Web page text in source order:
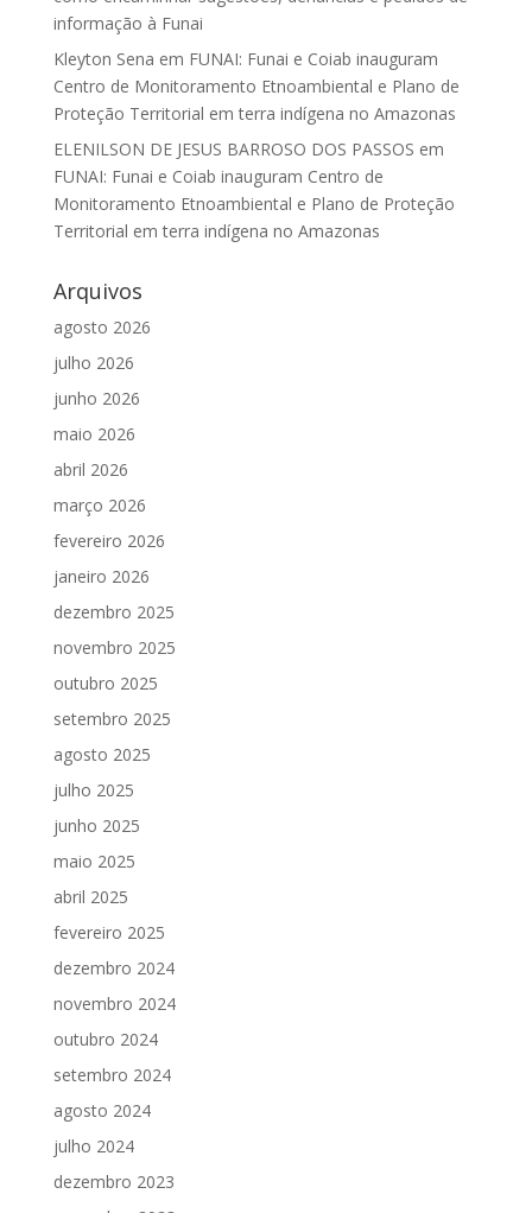
informação à Funai
Kleyton Sena em FUNAI: Funai e Coiab inauguram
Centro de Monitoramento Etnoambiental e Plano de
Proteção Territorial em terra indígena no Amazonas
ELENILSON DE JESUS BARROSO DOS PASSOS em
FUNAI: Funai e Coiab inauguram Centro de
Monitoramento Etnoambiental e Plano de Proteção
Territorial em terra indígena no Amazonas
Arquivos
agosto 2026
julho 2026
junho 2026
maio 2026
abril 2026
março 2026
fevereiro 2026
janeiro 2026
dezembro 2025
novembro 2025
outubro 2025
setembro 2025
agosto 2025
julho 2025
junho 2025
maio 2025
abril 2025
fevereiro 2025
dezembro 2024
novembro 2024
outubro 2024
setembro 2024
agosto 2024
julho 2024
dezembro 2023